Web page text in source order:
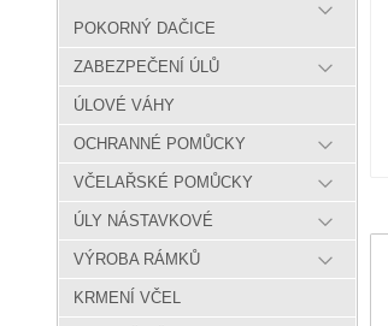
POKORNÝ DAČICE
ZABEZPEČENÍ ÚLŮ
ÚLOVÉ VÁHY
OCHRANNÉ POMŮCKY
VČELAŘSKÉ POMŮCKY
ÚLY NÁSTAVKOVÉ
VÝROBA RÁMKŮ
KRMENÍ VČEL